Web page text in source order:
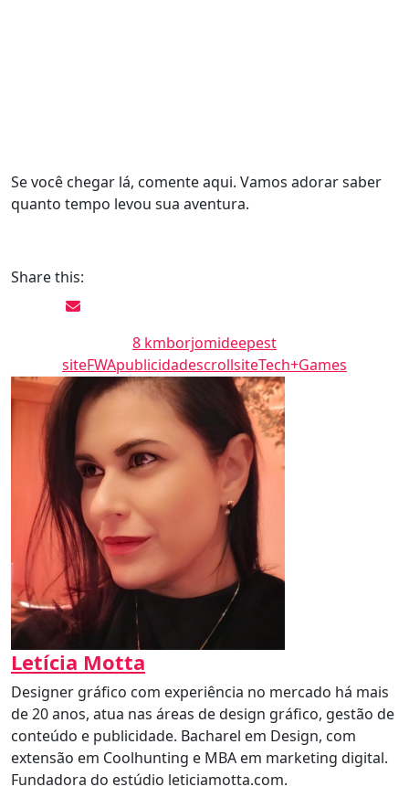
Se você chegar lá, comente aqui. Vamos adorar saber
quanto tempo levou sua aventura.
Share this:
8 kmborjomideepest
siteFWApublicidadescrollsiteTech+Games
Letícia Motta
Designer gráfico com experiência no mercado há mais
de 20 anos, atua nas áreas de design gráfico, gestão de
conteúdo e publicidade. Bacharel em Design, com
extensão em Coolhunting e MBA em marketing digital.
Fundadora do estúdio leticiamotta.com.